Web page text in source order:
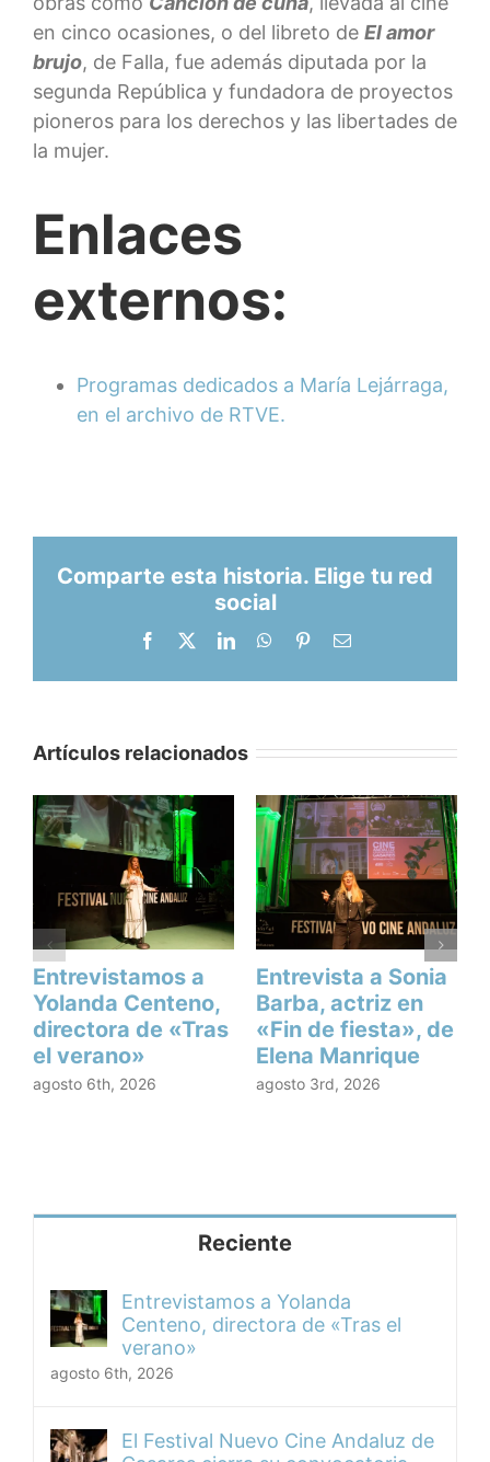
en cinco ocasiones, o del libreto de El amor
brujo, de Falla, fue además diputada por la
segunda República y fundadora de proyectos
pioneros para los derechos y las libertades de
la mujer.
Enlaces
externos:
Programas dedicados a María Lejárraga,
en el archivo de RTVE.
Comparte esta historia. Elige tu red
social
Facebook LinkedInWhatsApp
PinterestCorreo
Artículos relacionados
Entrevistamos a
Yolanda Centeno,
directora de «Tras
el verano»
agosto 6th, 2026
Entrevista a Sonia
Barba, actriz en
«Fin de fiesta», de
Elena Manrique
agosto 3rd, 2026
Reciente
Entrevistamos a Yolanda
Centeno, directora de «Tras el
verano»
agosto 6th, 2026
El Festival Nuevo Cine Andaluz de